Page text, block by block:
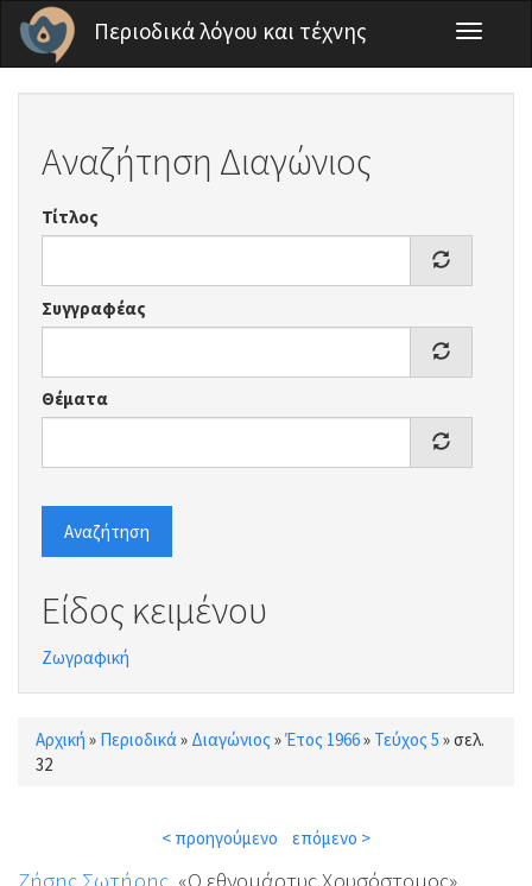
Παράκαμψη προς το κυρίως περιεχόμενο
Περιοδικά λόγου και τέχνης
Toggle
Αναζήτηση Διαγώνιος
Τίτλος
Συγγραφέας
Θέματα
Αναζήτηση
Είδος κειμένου
Ζωγραφική
Είστε εδώ
Αρχική » Περιοδικά » Διαγώνιος »Έτος 1966» Τεύχος 5 »σελ.
32
< προηγούμενο επόμενο >
Ζήσης Σωτήρης, «Ο εθνομάρτυς Χρυσόστομος»,